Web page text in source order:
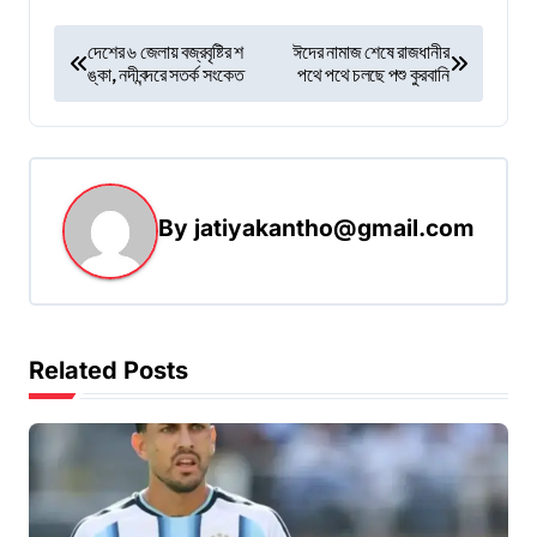
s
t
n
a
g
a
o
দেশের ৬ জেলায় বজ্রবৃষ্টির শ
ঙ্কা, নদীবন্দরে সতর্ক সংকেত
ঈদের নামাজ শেষে রাজধানীর
পথে পথে চলছে পশু কুরবানি
By jatiyakantho@gmail.com
Related Posts